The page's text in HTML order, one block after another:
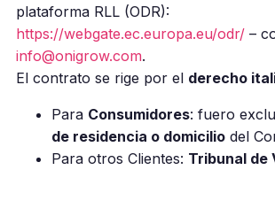
plataforma RLL (ODR):
https://webgate.ec.europa.eu/odr/–
info@onigrow.com.
El contrato se rige por el derecho
Para Consumidores: fuero
de residencia o domiciliodel
Para otros Clientes: Tribunal de